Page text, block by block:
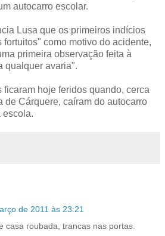
autocarro escolar.
Lusa que os primeiros indícios
como motivo do acidente,
primeira observação feita à
qualquer avaria".
ficaram hoje feridos quando, cerca
de Cárquere, caíram do autocarro
escola.
de 2011 às 23:21
casa roubada, trancas nas portas.